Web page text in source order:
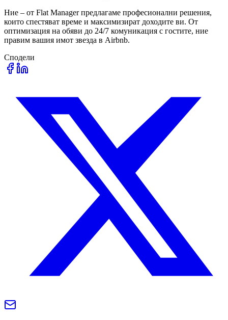
Ние – от Flat Manager предлагаме професионални решения,
които спестяват време и максимизират доходите ви. От
оптимизация на обяви до 24/7 комуникация с гостите, ние
правим вашия имот звезда в Airbnb.
Сподели